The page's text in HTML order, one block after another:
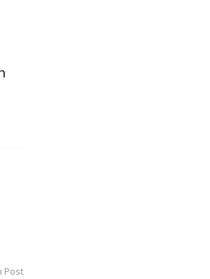
Post